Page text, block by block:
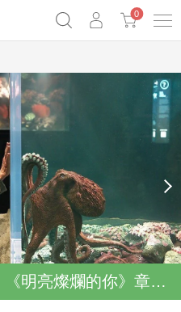
奧德賽女巫瑟西
0
我們都需要的靈魂擁抱！《明亮燦爛的你》章魚故事登上Netflix登上Top2
next